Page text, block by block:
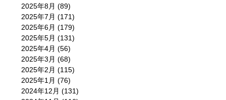
2025年8月 (89)
2025年7月 (171)
2025年6月 (179)
2025年5月 (131)
2025年4月 (56)
2025年3月 (68)
2025年2月 (115)
2025年1月 (76)
2024年12月 (131)